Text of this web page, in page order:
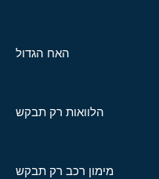
האח הגדול
הלוואות רק תבקש
מימון רכב רק תבקש